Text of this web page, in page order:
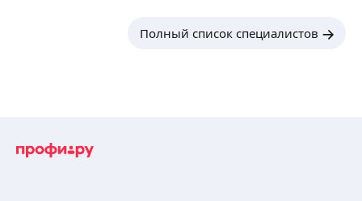
Полный список специалистов